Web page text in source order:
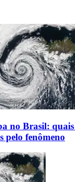
no Brasil: quais
pelo fenômeno